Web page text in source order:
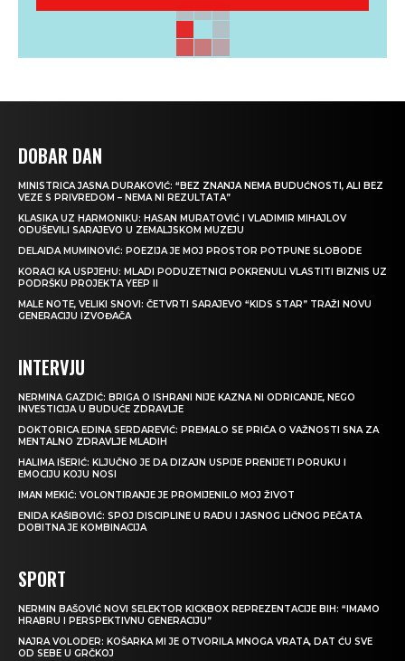
DOBAR DAN
MINISTRICA JASNA DURAKOVIĆ: “BEZ ZNANJA NEMA BUDUĆNOSTI, ALI BEZ
VEZE S PRIVREDOM – NEMA NI REZULTATA”
KLASIKA UZ HARMONIKU: HASAN MURATOVIĆ I VLADIMIR MIHAJLOV
ODUŠEVILI SARAJEVO U ZEMALJSKOM MUZEJU
DELAIDA MUMINOVIĆ: POEZIJA JE MOJ PROSTOR POTPUNE SLOBODE
KORACI KA USPJEHU: MLADI PODUZETNICI POKRENULI VLASTITI BIZNIS UZ
PODRŠKU PROJEKTA YEEP II
MALE NOTE, VELIKI SNOVI: ČETVRTI SARAJEVO “KIDS STAR” TRAŽI NOVU
GENERACIJU IZVOĐAČA
INTERVJU
NERMINA GAZDIĆ: BRIGA O ISHRANI NIJE KAZNA NI ODRICANJE, NEGO
INVESTICIJA U BUDUĆE ZDRAVLJE
DOKTORICA EDINA SERDAREVIĆ: PREMALO SE PRIČA O VAŽNOSTI SNA ZA
MENTALNO ZDRAVLJE MLADIH
HALIMA IŠERIĆ: KLJUČNO JE DA DIZAJN USPIJE PRENIJETI PORUKU I
EMOCIJU KOJU NOSI
IMAN MEKIĆ: VOLONTIRANJE JE PROMIJENILO MOJ ŽIVOT
ENIDA KAŠIBOVIĆ: SPOJ DISCIPLINE U RADU I JASNOG LIČNOG PEČATA
DOBITNA JE KOMBINACIJA
SPORT
NERMIN BAŠOVIĆ NOVI SELEKTOR KICKBOX REPREZENTACIJE BIH: “IMAMO
HRABRU I PERSPEKTIVNU GENERACIJU”
NAJRA VOLODER: KOŠARKA MI JE OTVORILA MNOGA VRATA, DAT ĆU SVE
OD SEBE U GRČKOJ